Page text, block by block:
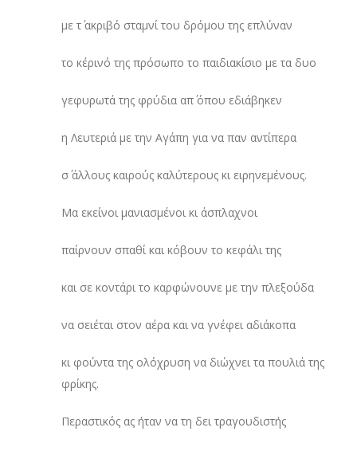
με τ΄ ακριβό σταμνί του δρόμου της επλύναν
το κέρινό της πρόσωπο το παιδιακίσιο με τα δυο
γεφυρωτά της φρύδια απ΄ όπου εδιάβηκεν
η Λευτεριά με την Αγάπη για να παν αντίπερα
σ΄ άλλους καιρούς καλύτερους κι ειρηνεμένους.
Μα εκείνοι μανιασμένοι κι άσπλαχνοι
παίρνουν σπαθί και κόβουν το κεφάλι της
και σε κοντάρι το καρφώνουνε με την πλεξούδα
να σειέται στον αέρα και να γνέφει αδιάκοπα
κι φούντα της ολόχρυση να διώχνει τα πουλιά της
φρίκης.
Περαστικός ας ήταν να τη δει τραγουδιστής